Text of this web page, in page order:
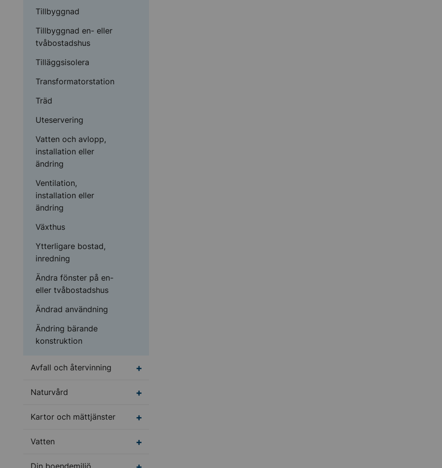
Tillbyggnad
Tillbyggnad en- eller
tvåbostadshus
Tilläggsisolera
Transformatorstation
Träd
Uteservering
Vatten och avlopp,
installation eller
ändring
Ventilation,
installation eller
ändring
Växthus
Ytterligare bostad,
inredning
Ändra fönster på en-
eller tvåbostadshus
Ändrad användning
Ändring bärande
konstruktion
Avfall och återvinning Undermeny för Avfall och återvinning
Naturvård Undermeny för Naturvård
Kartor och mättjänster Undermeny för Kartor och mättjänster
Vatten Undermeny för Vatten
Din boendemiljö Undermeny för Din boendemiljö